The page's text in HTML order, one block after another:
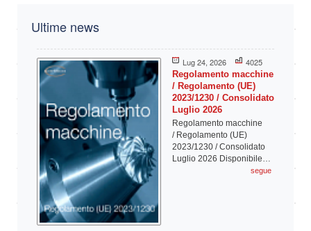
Ultime news
Lug 24, 2026 4025
Regolamento macchine
/ Regolamento (UE)
2023/1230 / Consolidato
Luglio 2026
Regolamento macchine
/ Regolamento (UE)
2023/1230 / Consolidato
Luglio 2026 Disponibile…
segue